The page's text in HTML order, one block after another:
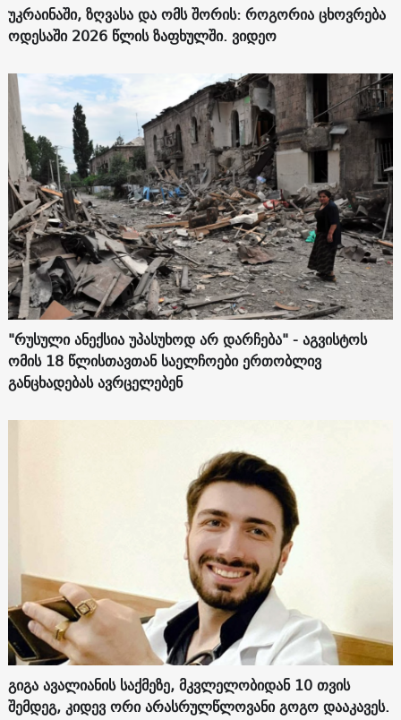
უკრაინაში, ზღვასა და ომს შორის: როგორია ცხოვრება
ოდესაში 2026 წლის ზაფხულში. ვიდეო
"რუსული ანექსია უპასუხოდ არ დარჩება" - აგვისტოს
ომის 18 წლისთავთან საელჩოები ერთობლივ
განცხადებას ავრცელებენ
გიგა ავალიანის საქმეზე, მკვლელობიდან 10 თვის
შემდეგ, კიდევ ორი არასრულწლოვანი გოგო დააკავეს.